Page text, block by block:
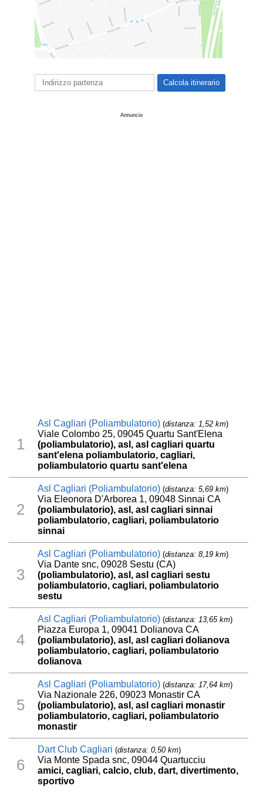
Annuncio
1
Asl Cagliari (Poliambulatorio) (distanza: 1,52 km)
Viale Colombo 25, 09045 Quartu Sant'Elena
(poliambulatorio), asl, asl cagliari quartu
sant'elena poliambulatorio, cagliari,
poliambulatorio quartu sant'elena
2
Asl Cagliari (Poliambulatorio) (distanza: 5,69 km)
Via Eleonora D'Arborea 1, 09048 Sinnai CA
(poliambulatorio), asl, asl cagliari sinnai
poliambulatorio, cagliari, poliambulatorio
sinnai
3
Asl Cagliari (Poliambulatorio) (distanza: 8,19 km)
Via Dante snc, 09028 Sestu (CA)
(poliambulatorio), asl, asl cagliari sestu
poliambulatorio, cagliari, poliambulatorio
sestu
4
Asl Cagliari (Poliambulatorio) (distanza: 13,65 km)
Piazza Europa 1, 09041 Dolianova CA
(poliambulatorio), asl, asl cagliari dolianova
poliambulatorio, cagliari, poliambulatorio
dolianova
5
Asl Cagliari (Poliambulatorio) (distanza: 17,64 km)
Via Nazionale 226, 09023 Monastir CA
(poliambulatorio), asl, asl cagliari monastir
poliambulatorio, cagliari, poliambulatorio
monastir
6
Dart Club Cagliari (distanza: 0,50 km)
Via Monte Spada snc, 09044 Quartucciu
amici, cagliari, calcio, club, dart, divertimento,
sportivo